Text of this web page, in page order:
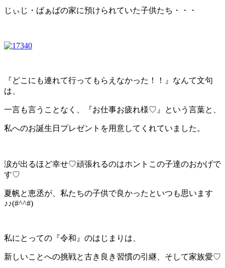
じぃじ・ばぁばの家に預けられていた子供たち・・・
『どこにも連れて行ってもらえなかった！！』なんて文句
は、
一言も言うことなく、『お仕事お疲れ様♡』という言葉と、
私へのお誕生日プレゼントを用意してくれていました。
涙が出るほど幸せ♡頑張れるのはホントこの子達のおかげで
す♡
夏帆と恵丞が、私たちの子供で良かったといつも思います
♪♪(#^^#)
私にとっての『令和』のはじまりは、
新しいことへの挑戦と古き良き習慣の引継、そして家族愛♡